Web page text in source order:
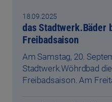
18.09.2025
das Stadtwerk.Bäder
Freibadsaison
Am Samstag, 20.
Stadtwerk.Wöhrdbad
Freibadsaison. Am